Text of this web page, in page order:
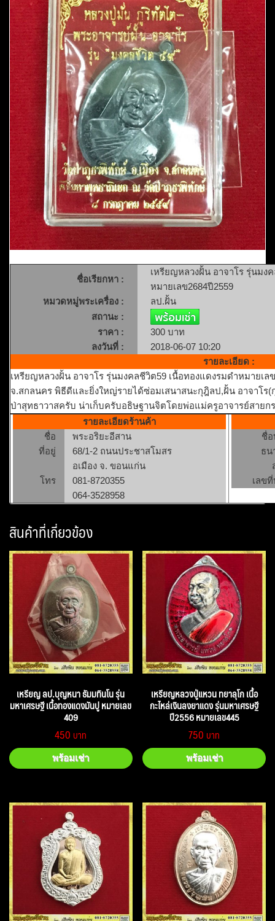
ชื่อเรียกหา :
เหรียญหลวงฝั้น อาจาโร รุ่นมง
หมายเลข2684ปี2559
หมวดหมู่พระเครื่อง :
ลป.ฝั้น
สถานะ :
ราคา :
300 บาท
ลงวันที่ :
2018-06-07 10:20
รายละเอียด :
เหรียญหลวงฝั้น อาจาโร รุ่นมงคลชีวิต59 เนื้อทองแดงรมดำหมายเล
จ.สกลนคร พิธีดีและยิ่งใหญ่รายได้ซ่อมเสนาสนะกุฎิลป,ฝั้น อาจาโ
ป่าสุทธาวาสครับ น่าเก็บครับอธิษฐานจิตโดยพ่อแม่ครูอาจารย์สายก
รายละเอียดร้านค้า
ชื่อ
พระอริยะอีสาน
ที่อยู่
68/1-2 ถนนประชาสโมสร
อเมือง จ. ขอนแก่น
โทร
081-8720355
064-3528958
ชื่
ธน
เลข
สินค้าที่เกี่ยวข้อง
เหรียญ ลป.บุญหนา ธัมมทินโน รุ่น
มหาเศรษฐี เนื้อทองแดงมันปู หมายเลข
409
450
พร้อมเช่า
เหรียญหลวงปู่แหวน ทยาลุโก เนื้อ
กะไหล่เงินลงยาแดง รุ่นมหาเศรษฐี
ปี2556 หมายเลข445
750
พร้อมเช่า